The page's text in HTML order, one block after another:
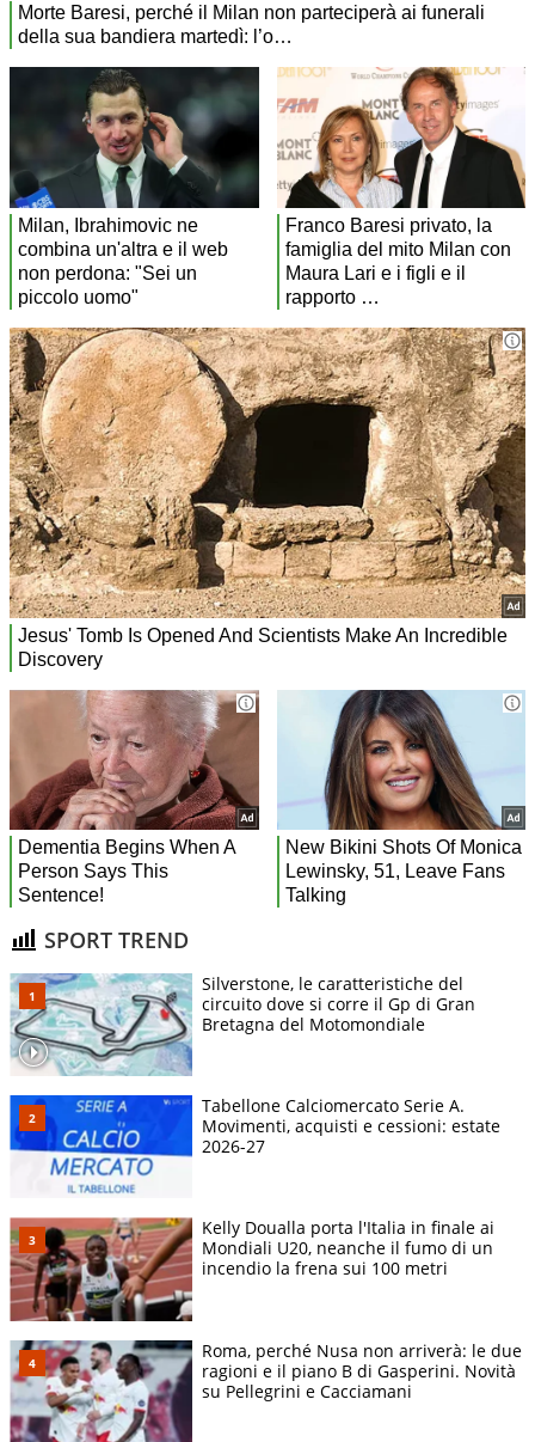
SPORT TREND
Silverstone, le caratteristiche del
circuito dove si corre il Gp di Gran
Bretagna del Motomondiale
Tabellone Calciomercato Serie A.
Movimenti, acquisti e cessioni: estate
2026-27
Kelly Doualla porta l'Italia in finale ai
Mondiali U20, neanche il fumo di un
incendio la frena sui 100 metri
Roma, perché Nusa non arriverà: le due
ragioni e il piano B di Gasperini. Novità
su Pellegrini e Cacciamani